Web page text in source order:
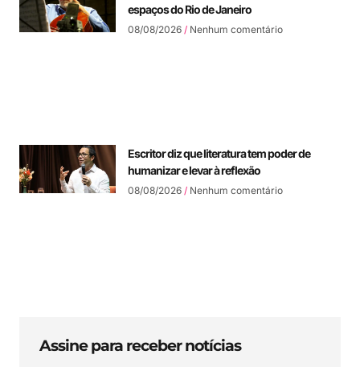
espaços do Rio de Janeiro
08/08/2026 Nenhum comentário
Escritor diz que literatura tem poder de
humanizar e levar à reflexão
08/08/2026 Nenhum comentário
Assine para receber notícias